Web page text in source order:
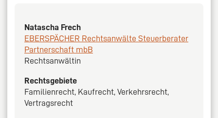
Natascha Frech
EBERSPÄCHER Rechtsanwälte Steuerberater
Partnerschaft mbB
Rechtsanwältin
Rechtsgebiete
Familienrecht, Kaufrecht, Verkehrsrecht,
Vertragsrecht